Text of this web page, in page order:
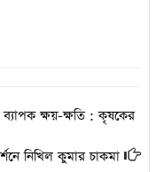
ব্যাপক ক্ষয়-ক্ষতি : কৃষকের
নিখিল কুমার চাকমা